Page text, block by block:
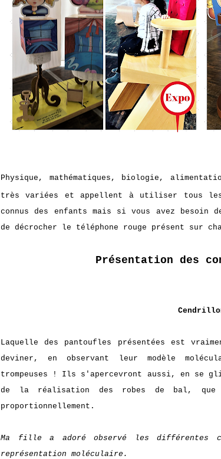
Physique, mathématiques, biologie,
très variées et appellent à utiliser tous
connus des enfants mais si vous avez
de décrocher le téléphone rouge présent sur
Présentation des
Laquelle des pantoufles présentées est
deviner, en observant leur modèle
trompeuses ! Ils s'apercevront aussi, en se
de la réalisation des robes de bal, que
proportionnellement.
Ma fille a adoré observé les différentes
représentation moléculaire.